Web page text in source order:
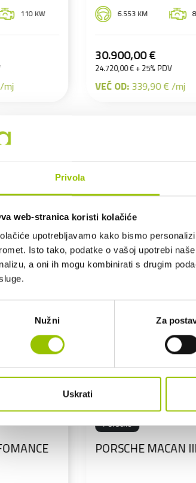
Privola
web-stranica koristi kolačiće
upotrebljavamo kako bismo
Isto tako, podatke o vašoj upotrebi
a oni ih mogu kombinirati s drugim
Nužni Za
Uskrati
85 KW
/mj
0 KM
499.000,00 €
399.200,00 € + 25% PDV
VEĆ OD:5.489,00 € /mj
III
Porsche
PORSCHE